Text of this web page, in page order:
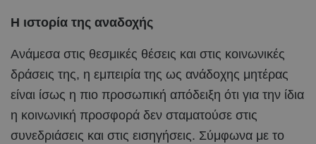
Η ιστορία της αναδοχής
Ανάμεσα στις θεσμικές θέσεις και στις κοινωνικές
δράσεις της, η εμπειρία της ως ανάδοχης μητέρας
είναι ίσως η πιο προσωπική απόδειξη ότι για την ίδια
η κοινωνική προσφορά δεν σταματούσε στις
συνεδριάσεις και στις εισηγήσεις. Σύμφωνα με το